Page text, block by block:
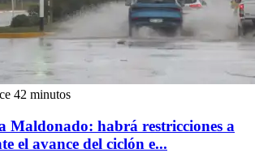
42 minutos
Maldonado: habrá restricciones a
el avance del ciclón e...